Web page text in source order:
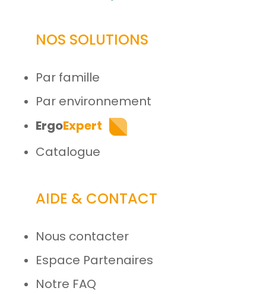
NOS SOLUTIONS
Par famille
Par environnement
ErgoExpert
Catalogue
AIDE & CONTACT
Nous contacter
Espace Partenaires
Notre FAQ